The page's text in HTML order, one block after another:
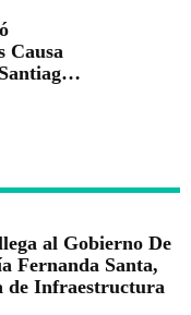
Causa
al Gobierno De
Fernanda Santa,
de Infraestructura